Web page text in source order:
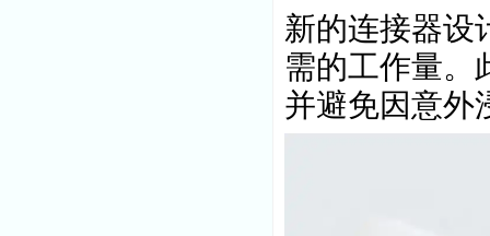
新的连接器设
需的工作量。
并避免因意外